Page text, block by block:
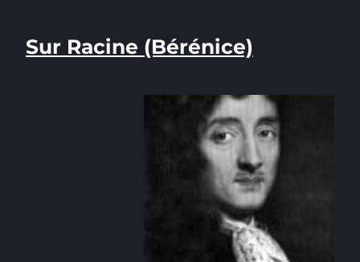
Sur Racine (Bérénice)